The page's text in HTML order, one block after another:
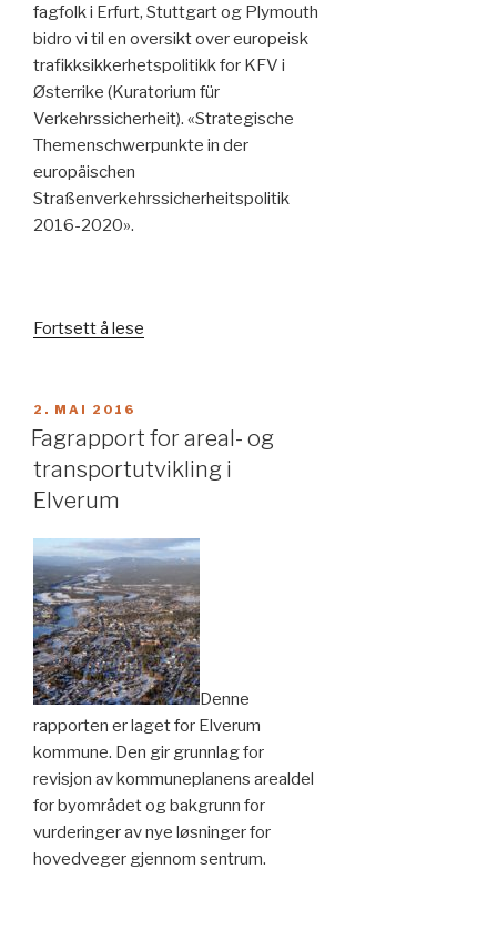
fagfolk i Erfurt, Stuttgart og Plymouth
bidro vi til en oversikt over europeisk
trafikksikkerhetspolitikk for KFV i
Østerrike (Kuratorium für
Verkehrssicherheit). «Strategische
Themenschwerpunkte in der
europäischen
Straßenverkehrssicherheitspolitik
2016-2020».
Fortsett å lese
PUBLISERT
2. MAI 2016
Fagrapport for areal- og
transportutvikling i
Elverum
Denne
rapporten er laget for Elverum
kommune. Den gir grunnlag for
revisjon av kommuneplanens arealdel
for byområdet og bakgrunn for
vurderinger av nye løsninger for
hovedveger gjennom sentrum.